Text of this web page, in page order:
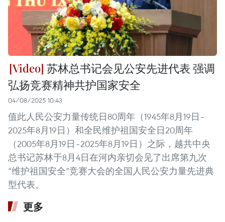
苏林总书记会见公安先进代表 强调
弘扬竞赛精神共护国家安全
04/08/2025 10:43
值此人民公安力量传统日80周年（1945年8月19日–
2025年8月19日）和全民维护祖国安全日20周年
（2005年8月19日–2025年8月19日）之际，越共中央
总书记苏林于8月4日在河内亲切会见了出席第九次
“维护祖国安全”竞赛大会的全国人民公安力量先进典
型代表。
更多